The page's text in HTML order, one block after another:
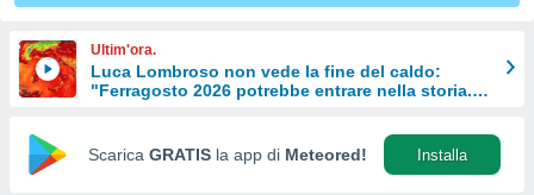
di
Web
Ultim'ora.
Luca Lombroso non vede la fine del caldo:
"Ferragosto 2026 potrebbe entrare nella storia.
Scarica GRATIS la app di Meteored! Installa